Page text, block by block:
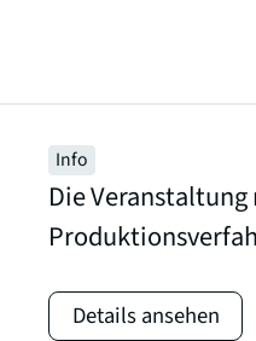
Info
Die
Details ansehen